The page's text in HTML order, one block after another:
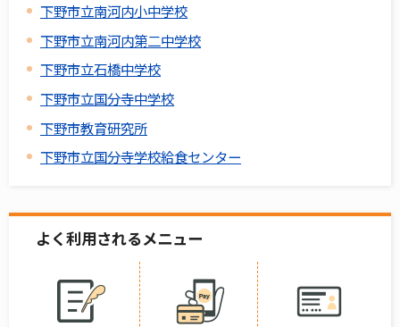
下野市立南河内小中学校
下野市立南河内第二中学校
下野市立石橋中学校
下野市立国分寺中学校
下野市教育研究所
下野市立国分寺学校給食センター
よく利用されるメニュー